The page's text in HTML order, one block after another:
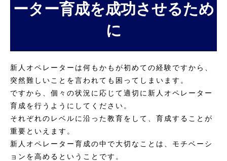
ーター育成を成功させるため
に
新人オペレーターは何もかもが初めての経験ですから、
突然難しいことを言われても困ってしまいます。
ですから、個々の状況に応じて適切に新人オペレーター
育成を行うようにしてください。
それぞれのレベルに沿った教育をして、育成することが
重要といえます。
新人オペレーター育成の中で大切なことは、モチベーシ
ョンを高めるということです。